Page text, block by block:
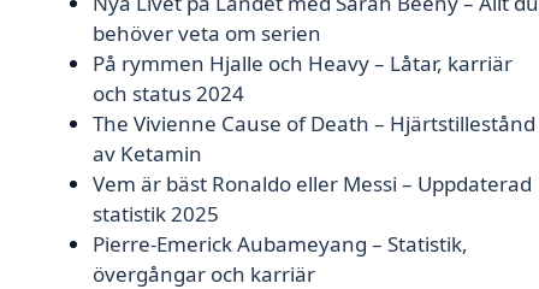
behöver veta om serien
På rymmen Hjalle och Heavy – Låtar, karriär
och status 2024
The Vivienne Cause of Death – Hjärtstillestånd
av Ketamin
Vem är bäst Ronaldo eller Messi – Uppdaterad
statistik 2025
Pierre-Emerick Aubameyang – Statistik,
övergångar och karriär